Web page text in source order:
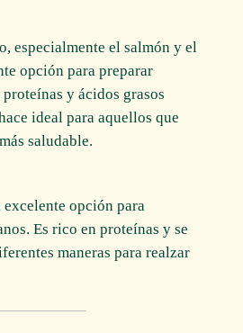
especialmente el salmón y el
opción para preparar
y ácidos grasos
ideal para aquellos que
saludable.
excelente opción para
Es rico en proteínas y se
maneras para realzar